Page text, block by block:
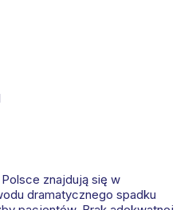
znajdują się w
dramatycznego spadku